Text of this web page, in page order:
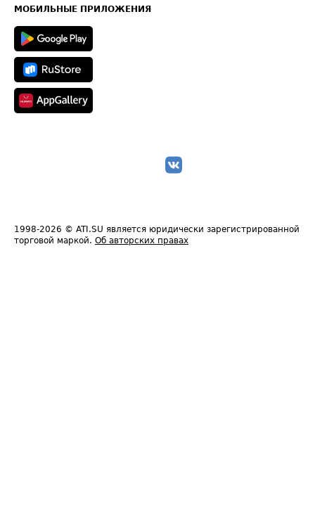
Техническая информация
МОБИЛЬНЫЕ ПРИЛОЖЕНИЯ
1998-2026 © ATI.SU является юридически зарегистрированной
торговой маркой. Об авторских правах